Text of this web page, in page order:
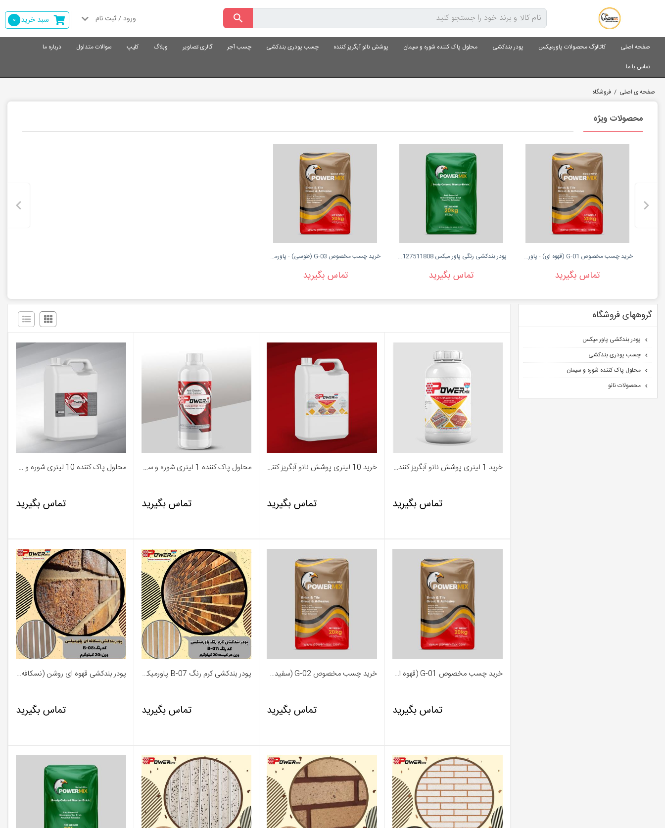
سبد خرید 0 ورود / ثبت نام
صفحه اصلی کاتالوگ محصولات پاورمیکس پودر بندکشی محلول پاک کننده شوره و سیمان پوشش نانو آبگریز کننده چسب پودری بندکشی چسب آجر گالری تصاویر وبلاگ کلیپ سوالات متداول
درباره ما
تماس با ما
صفحه ی اصلی / فروشگاه
محصولات ویژه
خرید چسب مخصوص G-01 (قهوه ای) - پاورمیکس
تماس بگیرید
پودر بندکشی رنگی پاور میکس 09127511808
تماس بگیرید
خرید چسب مخصوص G-03 (طوسی) - پاورمیکس
تماس بگیرید
گروههای فروشگاه
پودر بندکشی پاور میکس
چسب پودری بندکشی
محلول پاک کننده شوره و سیمان
محصولات نانو
خرید 1 لیتری پوشش نانو آبگریز کننده N-01 - پاورمیکس
تماس بگیرید
خرید 10 لیتری پوشش نانو آبگریز کننده N-02 - پاورمیکس
تماس بگیرید
محلول پاک کننده 1 لیتری شوره و سیمان SH-01 - پاور میکس
تماس بگیرید
محلول پاک کننده 10 لیتری شوره و سیمان SH-02 - پاور میکس
تماس بگیرید
خرید چسب مخصوص G-01 (قهوه ای) - پاورمیکس
تماس بگیرید
خرید چسب مخصوص G-02 (سفید) - چسب آجر پاور میکس
تماس بگیرید
پودر بندکشی کرم رنگ B-07 پاورمیکس 09127511808
تماس بگیرید
پودر بندکشی قهوه ای روشن (نسکافه ای) B-08 پاورمیکس - 09127511808
تماس بگیرید